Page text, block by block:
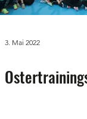
3. Mai 2022